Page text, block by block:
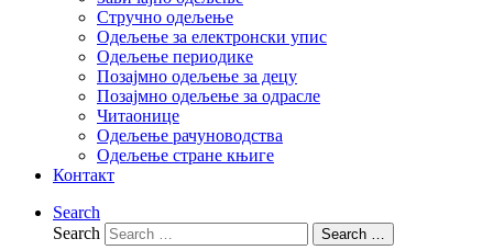
Стручно одељење
Одељење за електронски упис
Одељење периодике
Позајмно одељење за децу
Позајмно одељење за одрасле
Читаонице
Одељење рачуноводства
Одељење стране књиге
Контакт
Search
Search
Search …